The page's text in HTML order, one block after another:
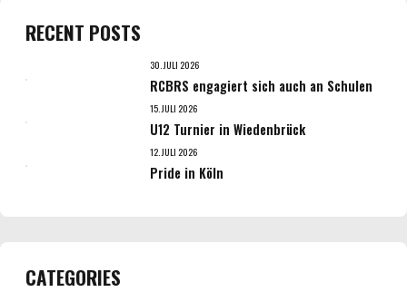
RECENT POSTS
30. JULI 2026
RCBRS engagiert sich auch an Schulen
15. JULI 2026
U12 Turnier in Wiedenbrück
12. JULI 2026
Pride in Köln
CATEGORIES